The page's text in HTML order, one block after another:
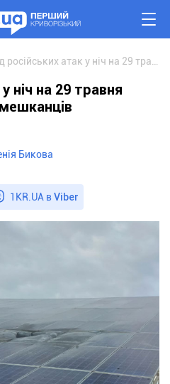
ніч на 29 травня
Бикова
1KR.UA вViber